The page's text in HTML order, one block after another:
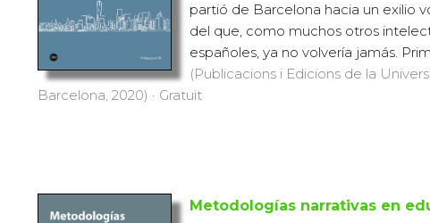
partió de Barcelona hacia un exilio
del que, como muchos otros
españoles, ya no volvería jamás.
(Publicacions i Edicions de la
Barcelona, 2020) · Gratuït
Metodologías narrativas en